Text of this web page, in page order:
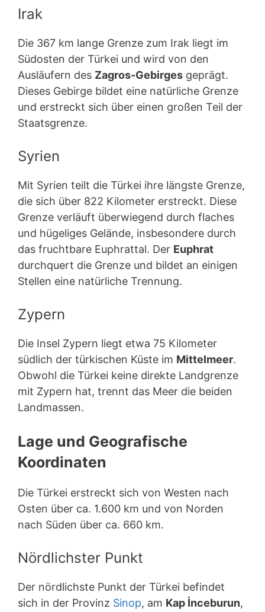
Irak
Die 367 km lange Grenze zum Irak liegt im
Südosten der Türkei und wird von den
Ausläufern des Zagros-Gebirges geprägt.
Dieses Gebirge bildet eine natürliche Grenze
und erstreckt sich über einen großen Teil der
Staatsgrenze.
Syrien
Mit Syrien teilt die Türkei ihre längste Grenze,
die sich über 822 Kilometer erstreckt. Diese
Grenze verläuft überwiegend durch flaches
und hügeliges Gelände, insbesondere durch
das fruchtbare Euphrattal. Der Euphrat
durchquert die Grenze und bildet an einigen
Stellen eine natürliche Trennung.
Zypern
Die Insel Zypern liegt etwa 75 Kilometer
südlich der türkischen Küste im Mittelmeer.
Obwohl die Türkei keine direkte Landgrenze
mit Zypern hat, trennt das Meer die beiden
Landmassen.
Lage und Geografische
Koordinaten
Die Türkei erstreckt sich von Westen nach
Osten über ca. 1.600 km und von Norden
nach Süden über ca. 660 km.
Nördlichster Punkt
Der nördlichste Punkt der Türkei befindet
sich in der Provinz Sinop, am Kap İnceburun,